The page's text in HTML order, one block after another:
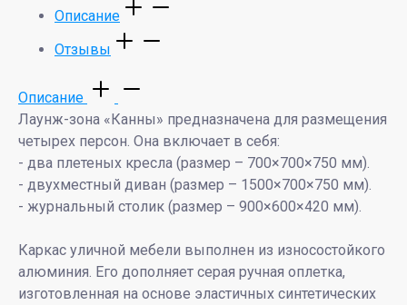
Описание
Отзывы
Описание
Лаунж-зона «Канны» предназначена для размещения
четырех персон. Она включает в себя:
- два плетеных кресла (размер – 700×700×750 мм).
- двухместный диван (размер – 1500×700×750 мм).
- журнальный столик (размер – 900×600×420 мм).
Каркас уличной мебели выполнен из износостойкого
алюминия. Его дополняет серая ручная оплетка,
изготовленная на основе эластичных синтетических